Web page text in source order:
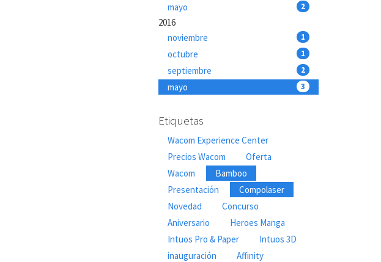
mayo 2
2016
noviembre
1
octubre 1
septiembre 2
mayo 3
Etiquetas
Wacom Experience Center
Precios Wacom
Oferta
Wacom
Bamboo
Presentación
Compolaser
Novedad
Concurso
Aniversario
Heroes Manga
Intuos Pro & Paper
Intuos 3D
inauguración
Affinity